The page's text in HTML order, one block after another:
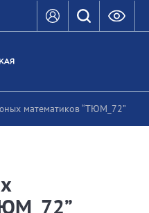
математиков “ТЮМ_72”